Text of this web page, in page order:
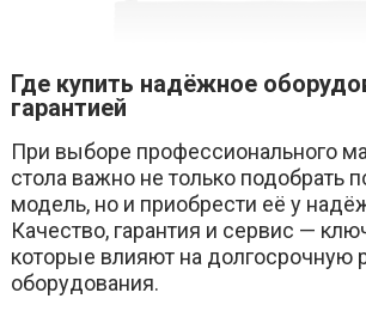
Где купить надёжное
гарантией
При выборе профессионального
стола важно не только подобрать
модель, но и приобрести её у
Качество, гарантия и сервис —
которые влияют на долгосрочную
оборудования.